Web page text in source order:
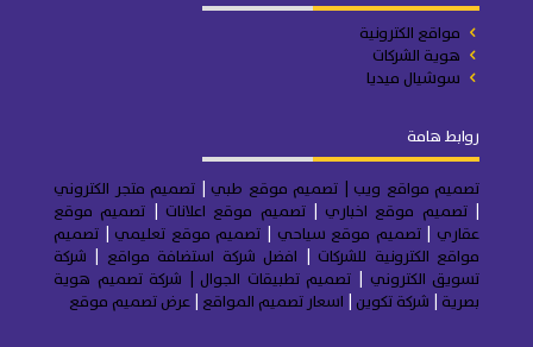
مواقع الكترونية
هوية الشركات
سوشيال ميديا
روابط هامة
تصميم مواقع ويب | تصميم موقع طبي | تصميم متجر الكتروني
|تصميم موقع اخباري |تصميم موقع اعلانات | تصميم موقع
عقاري |تصميم موقع سياحي | تصميم موقع تعليمي | تصميم
مواقع الكترونية للشركات | افضل شركة استضافة مواقع | شركة
تسويق الكتروني | تصميم تطبيقات الجوال | شركة تصميم هوية
بصرية | شركة تكوين | اسعار تصميم المواقع |عرض تصميم موقع